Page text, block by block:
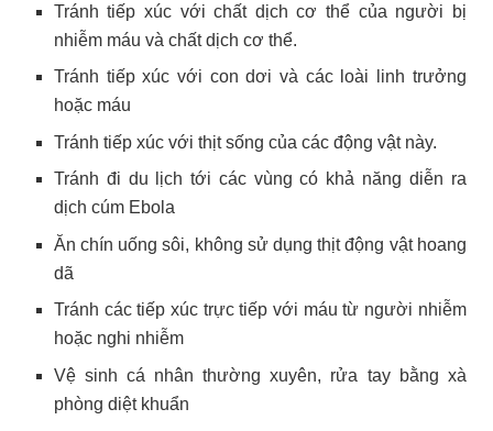
Tránh tiếp xúc với chất dịch cơ thể của người bị
nhiễm máu và chất dịch cơ thể.
Tránh tiếp xúc với con dơi và các loài linh trưởng
hoặc máu
Tránh tiếp xúc với thịt sống của các động vật này.
Tránh đi du lịch tới các vùng có khả năng diễn ra
dịch cúm Ebola
Ăn chín uống sôi, không sử dụng thịt động vật hoang
dã
Tránh các tiếp xúc trực tiếp với máu từ người nhiễm
hoặc nghi nhiễm
Vệ sinh cá nhân thường xuyên, rửa tay bằng xà
phòng diệt khuẩn